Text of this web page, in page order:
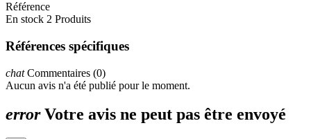
Référence
En stock 2 Produits
Références spécifiques
chatCommentaires (0)
Aucun avis n'a été publié pour le moment.
errorVotre avis ne peut pas être envoyé